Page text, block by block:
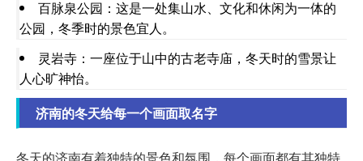
百脉泉公园：这是一处集山水、文化和休闲为一体的
公园，冬季时的景色宜人。
灵岩寺：一座位于山中的古老寺庙，冬天时的雪景让
人心旷神怡。
济南的冬天给每一个画面取名字
冬天的济南有着独特的景色和氛围，每个画面都有其独特